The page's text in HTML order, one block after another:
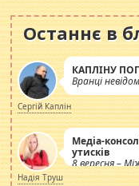
Останнє в
КАПЛІНУ
Вранці
Сергій Каплін
Медіа-
утисків
8 вересня –
журналістів.
Надія Труш